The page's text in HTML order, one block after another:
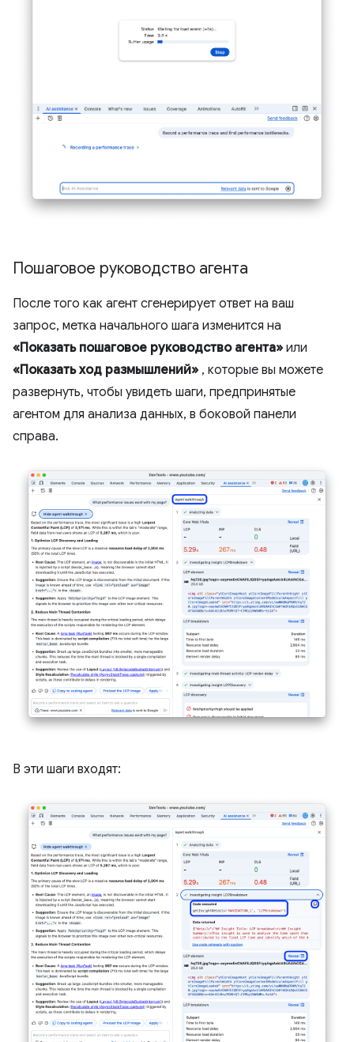
Пошаговое руководство агента
После того как агент сгенерирует ответ на ваш
запрос, метка начального шага изменится на
«Показать пошаговое руководство агента» или
«Показать ход размышлений» , которые вы можете
развернуть, чтобы увидеть шаги, предпринятые
агентом для анализа данных, в боковой панели
справа.
В эти шаги входят: